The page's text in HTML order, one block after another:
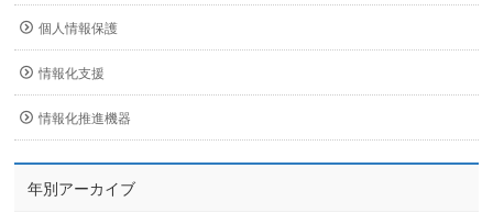
個人情報保護
情報化支援
情報化推進機器
年別アーカイブ